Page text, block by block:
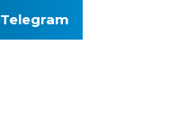
Telegram